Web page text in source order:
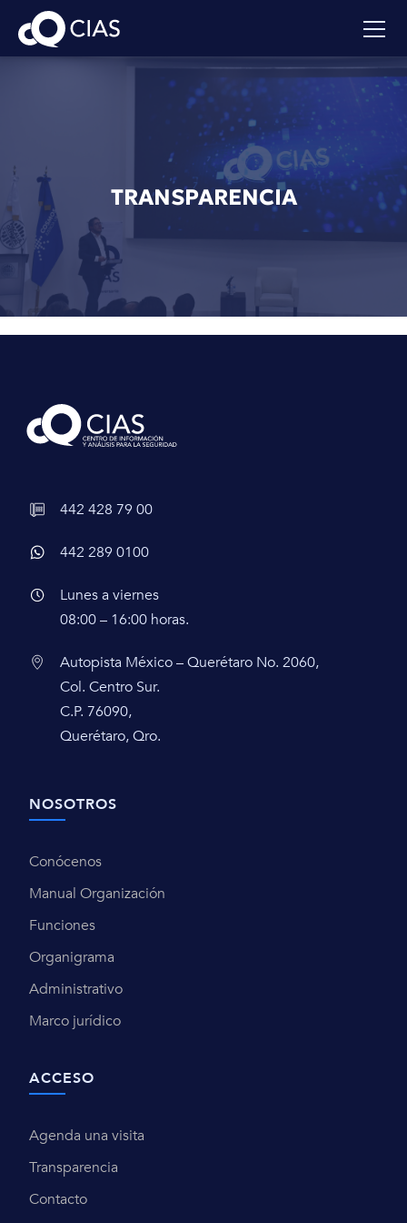
TRANSPARENCIA
442 428 79 00
442 289 0100
Lunes a viernes
08:00 – 16:00 horas.
Autopista México – Querétaro No. 2060,
Col. Centro Sur.
C.P. 76090,
Querétaro, Qro.
NOSOTROS
Conócenos
Manual Organización
Funciones
Organigrama
Administrativo
Marco jurídico
ACCESO
Agenda una visita
Transparencia
Contacto